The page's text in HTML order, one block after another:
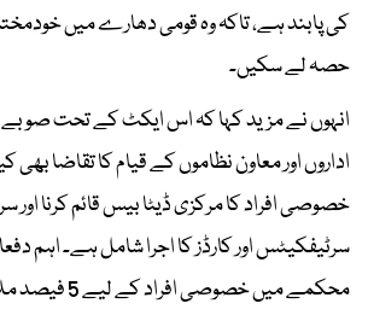
کی پابند ہے، تاکہ وہ قومی دھارے میں خودمختار
حصہ لے سکیں۔
انہوں نے مزید کہا کہ اس ایکٹ کے تحت
اداروں اور معاون نظاموں کے قیام کا تقاضا بھی
خصوصی افراد کا مرکزی ڈیٹا بیس قائم کرنا اور
سرٹیفکیٹس اور کارڈز کا اجرا شامل ہے۔ اہم
محکمے میں خصوصی